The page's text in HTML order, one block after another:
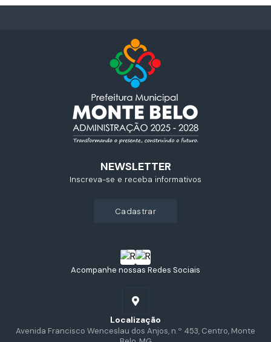
Acompanhe nossas Redes Sociais
Localização
Avenida Francisco Wenceslau dos Anjos, n.º 453, Centro, Monte
NEWSLETTER
Inscreva-se e receba informativos
cadastrar